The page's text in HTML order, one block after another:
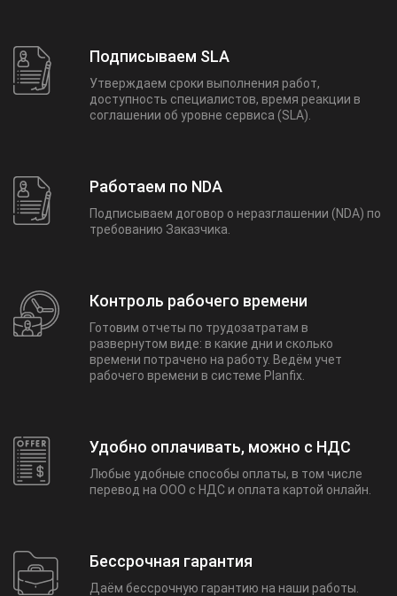
Подписываем SLA
Утверждаем сроки выполнения работ,
доступность специалистов, время реакции в
соглашении об уровне сервиса (SLA).
Работаем по NDA
Подписываем договор о неразглашении (NDA) по
требованию Заказчика.
Контроль рабочего времени
Готовим отчеты по трудозатратам в
развернутом виде: в какие дни и сколько
времени потрачено на работу. Ведём учет
рабочего времени в системе Planfix.
Удобно оплачивать, можно с НДС
Любые удобные способы оплаты, в том числе
перевод на ООО с НДС и оплата картой онлайн.
Бессрочная гарантия
Даём бессрочную гарантию на наши работы.